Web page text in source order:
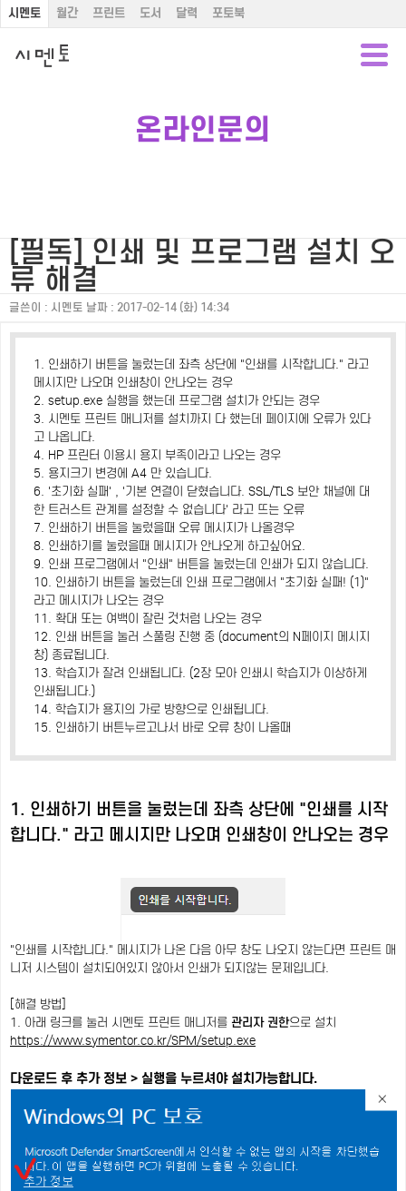
시멘토 월간 프린트 도서 달력 포토북
온라인문의
[필독] 인쇄 및 프로그램 설치 오
류 해결
글쓴이 : 시멘토 날짜 : 2017-02-14 (화) 14:34
1. 인쇄하기 버튼을 눌렀는데 좌측 상단에 "인쇄를 시작합니다." 라고
메시지만 나오며 인쇄창이 안나오는 경우
2. setup.exe 실행을 했는데 프로그램 설치가 안되는 경우
3. 시멘토 프린트 매니저를 설치까지 다 했는데 페이지에 오류가 있다
고 나옵니다.
4. HP 프린터 이용시 용지 부족이라고 나오는 경우
5. 용지크기 변경에 A4 만 있습니다.
6. '초기화 실패' , '기본 연결이 닫혔습니다. SSL/TLS 보안 채널에 대
한 트러스트 관계를 설정할 수 없습니다' 라고 뜨는 오류
7. 인쇄하기 버튼을 눌렀을때 오류 메시지가 나올경우
8. 인쇄하기를 눌렀을때 메시지가 안나오게 하고싶어요.
9. 인쇄 프로그램에서 "인쇄" 버튼을 눌렀는데 인쇄가 되지 않습니다.
10. 인쇄하기 버튼을 눌렀는데 인쇄 프로그램에서 "초기화 실패! (1)"
라고 메시지가 나오는 경우
11. 확대 또는 여백이 잘린 것처럼 나오는 경우
12. 인쇄 버튼을 눌러 스풀링 진행 중 (document의 N페이지 메시지
창) 종료됩니다.
13. 학습지가 잘려 인쇄됩니다. (2장 모아 인쇄시 학습지가 이상하게
인쇄됩니다.)
14. 학습지가 용지의 가로 방향으로 인쇄됩니다.
15. 인쇄하기 버튼누르고나서 바로 오류 창이 나올때
1. 인쇄하기 버튼을 눌렀는데 좌측 상단에 "인쇄를 시작
합니다." 라고 메시지만 나오며 인쇄창이 안나오는 경우
"인쇄를 시작합니다." 메시지가 나온 다음 아무 창도 나오지 않는다면 프린트 매
니저 시스템이 설치되어있지 않아서 인쇄가 되지않는 문제입니다.
[해결 방법]
1. 아래 링크를 눌러 시멘토 프린트 매니저를 관리자 권한으로 설치
https://www.symentor.co.kr/SPM/setup.exe
다운로드 후 추가 정보 > 실행을 누르셔야 설치가능합니다.